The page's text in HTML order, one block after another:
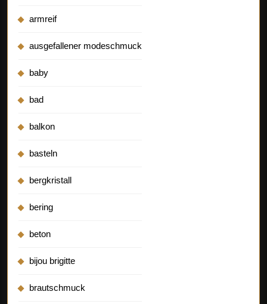
armreif
ausgefallener modeschmuck
baby
bad
balkon
basteln
bergkristall
bering
beton
bijou brigitte
brautschmuck